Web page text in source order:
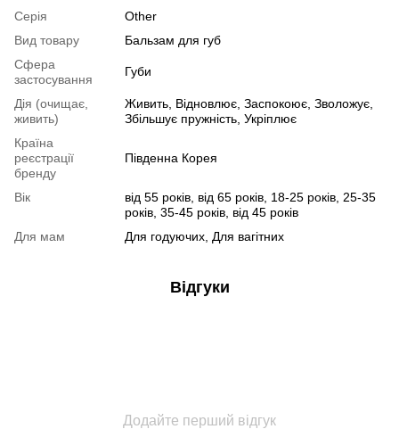
Серія
Other
Вид товару
Бальзам для губ
Сфера
застосування
Губи
Дія (очищає,
живить)
Живить, Відновлює, Заспокоює, Зволожує,
Збільшує пружність, Укріплює
Країна
реєстрації
бренду
Південна Корея
Вік
від 55 років, від 65 років, 18-25 років, 25-35
років, 35-45 років, від 45 років
Для мам
Для годуючих, Для вагітних
Відгуки
Додайте перший відгук